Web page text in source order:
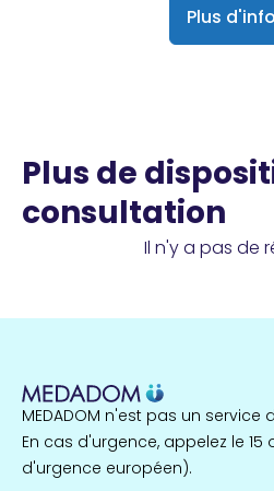
Plus d'info
Plus de
consultation
Il n'y a pas de
MEDADOM n'est pas un service
En cas d'urgence, appelez le 15
d'urgence européen).